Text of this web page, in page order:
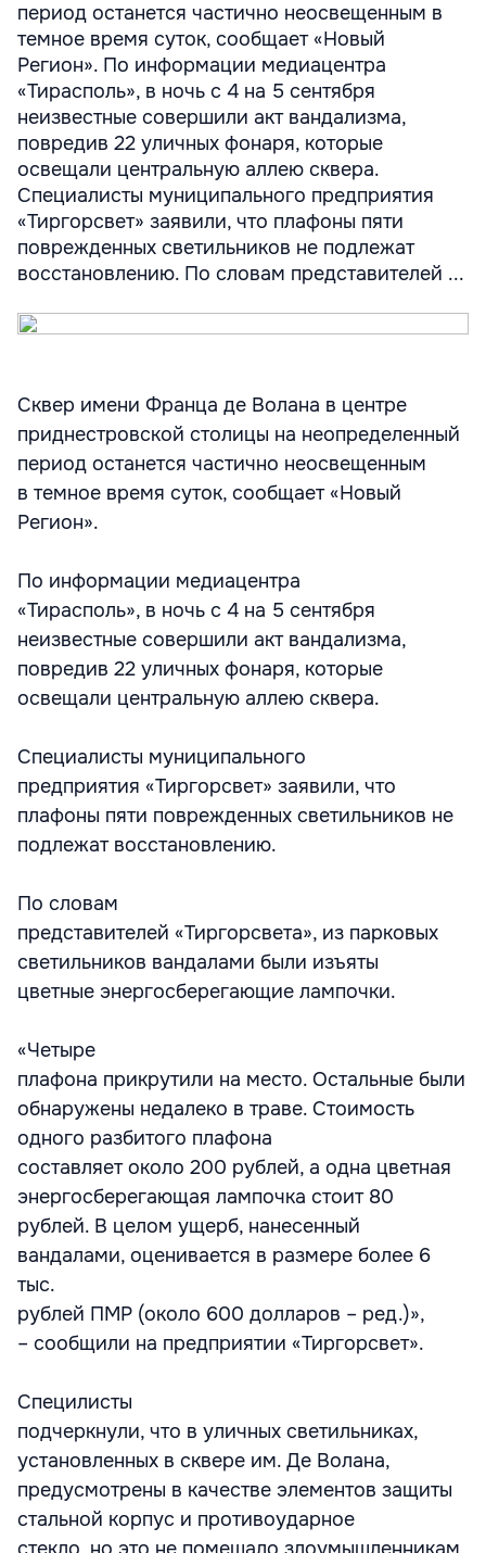
период останется частично неосвещенным в
темное время суток, сообщает «Новый
Регион». По информации медиацентра
«Тирасполь», в ночь с 4 на 5 сентября
неизвестные совершили акт вандализма,
повредив 22 уличных фонаря, которые
освещали центральную аллею сквера.
Специалисты муниципального предприятия
«Тиргорсвет» заявили, что плафоны пяти
поврежденных светильников не подлежат
восстановлению. По словам представителей ...
Сквер имени Франца де Волана в центре
приднестровской столицы на неопределенный
период останется частично неосвещенным
в темное время суток, сообщает «Новый
Регион».
По информации медиацентра
«Тирасполь», в ночь с 4 на 5 сентября
неизвестные совершили акт вандализма,
повредив 22 уличных фонаря, которые
освещали центральную аллею сквера.
Специалисты муниципального
предприятия «Тиргорсвет» заявили, что
плафоны пяти поврежденных светильников не
подлежат восстановлению.
По словам
представителей «Тиргорсвета», из парковых
светильников вандалами были изъяты
цветные энергосберегающие лампочки.
«Четыре
плафона прикрутили на место. Остальные были
обнаружены недалеко в траве. Стоимость
одного разбитого плафона
составляет около 200 рублей, а одна цветная
энергосберегающая лампочка стоит 80
рублей. В целом ущерб, нанесенный
вандалами, оценивается в размере более 6
тыс.
рублей ПМР (около 600 долларов – ред.)»,
– сообщили на предприятии «Тиргорсвет».
Специлисты
подчеркнули, что в уличных светильниках,
установленных в сквере им. Де Волана,
предусмотрены в качестве элементов защиты
стальной корпус и противоударное